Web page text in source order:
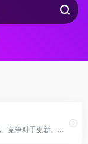
可以轻松监测任何网站。获取有关价格变化、竞争对手更新、库存可用性、活动等的警报。